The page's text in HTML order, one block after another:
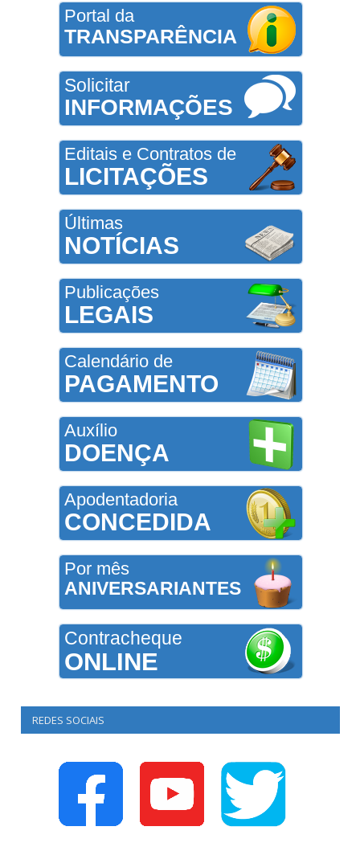
Portal da
TRANSPARÊNCIA
Solicitar
INFORMAÇÕES
Editais e Contratos de
LICITAÇÕES
Últimas
NOTÍCIAS
Publicações
LEGAIS
Calendário de
PAGAMENTO
Auxílio
DOENÇA
Apodentadoria
CONCEDIDA
Por mês
ANIVERSARIANTES
Contracheque
ONLINE
REDES SOCIAIS